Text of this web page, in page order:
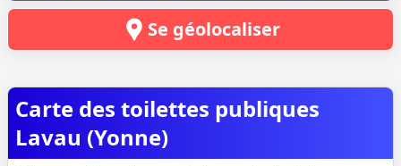
Se géolocaliser
Carte des toilettes publiques
Lavau (Yonne)